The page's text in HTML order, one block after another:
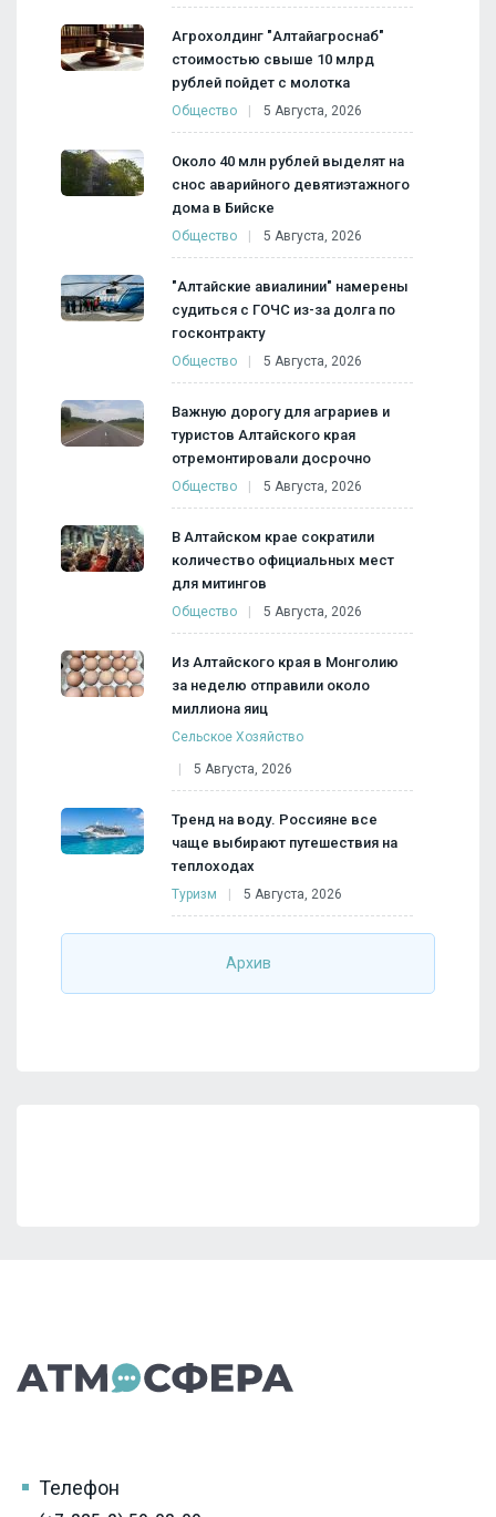
Агрохолдинг "Алтайагроснаб"
стоимостью свыше 10 млрд
рублей пойдет с молотка
Общество 5 Августа, 2026
Около 40 млн рублей выделят на
снос аварийного девятиэтажного
дома в Бийске
Общество 5 Августа, 2026
"Алтайские авиалинии" намерены
судиться с ГОЧС из-за долга по
госконтракту
Общество 5 Августа, 2026
Важную дорогу для аграриев и
туристов Алтайского края
отремонтировали досрочно
Общество 5 Августа, 2026
В Алтайском крае сократили
количество официальных мест
для митингов
Общество 5 Августа, 2026
Из Алтайского края в Монголию
за неделю отправили около
миллиона яиц
Сельское Хозяйство
5 Августа, 2026
Тренд на воду. Россияне все
чаще выбирают путешествия на
теплоходах
Туризм 5 Августа, 2026
Архив
Телефон